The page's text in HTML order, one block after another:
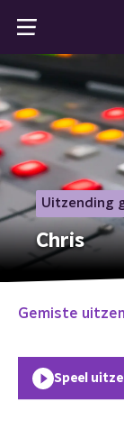
Uitzending
Chris
Gemiste
Speel